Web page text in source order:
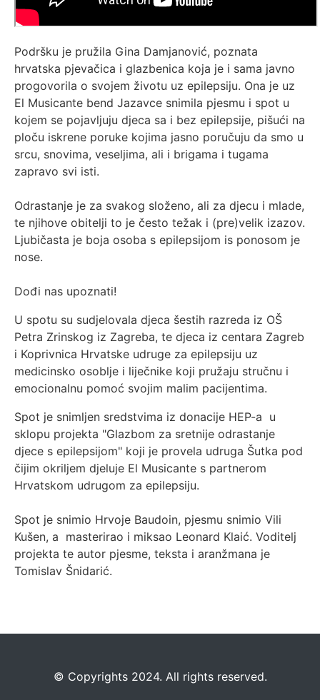
Podršku je pružila Gina Damjanović, poznata
hrvatska pjevačica i glazbenica koja je i sama javno
progovorila o svojem životu uz epilepsiju. Ona je uz
El Musicante bend Jazavce snimila pjesmu i spot u
kojem se pojavljuju djeca sa i bez epilepsije, pišući na
ploču iskrene poruke kojima jasno poručuju da smo u
srcu, snovima, veseljima, ali i brigama i tugama
zapravo svi isti.
Odrastanje je za svakog složeno, ali za djecu i mlade,
te njihove obitelji to je često težak i (pre)velik izazov.
Ljubičasta je boja osoba s epilepsijom is ponosom je
nose.
Dođi nas upoznati!
U spotu su sudjelovala djeca šestih razreda iz OŠ
Petra Zrinskog iz Zagreba, te djeca iz centara Zagreb
i Koprivnica Hrvatske udruge za epilepsiju uz
medicinsko osoblje i liječnike koji pružaju stručnu i
emocionalnu pomoć svojim malim pacijentima.
Spot je snimljen sredstvima iz donacije HEP-a u
sklopu projekta "Glazbom za sretnije odrastanje
djece s epilepsijom" koji je provela udruga Šutka pod
čijim okriljem djeluje El Musicante s partnerom
Hrvatskom udrugom za epilepsiju.
Spot je snimio Hrvoje Baudoin, pjesmu snimio Vili
Kušen, a masterirao i miksao Leonard Klaić. Voditelj
projekta te autor pjesme, teksta i aranžmana je
Tomislav Šnidarić.
©️ Copyrights 2024. All rights reserved.